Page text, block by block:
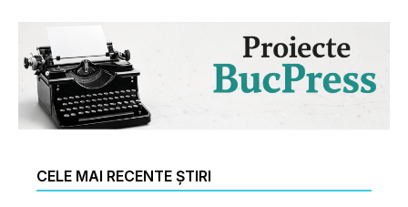
CELE MAI RECENTE ȘTIRI